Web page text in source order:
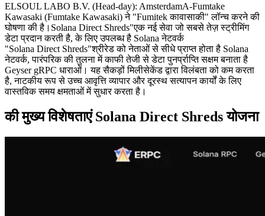
ELSOUL LABO B.V. (Head-day): AmsterdamA-Fumtake
Kawasaki (Fumtake Kawasaki) ने "Fumitek कावासाकी" लॉन्च करने की
घोषणा की है।Solana Direct Shreds"एक नई सेवा जो सबसे तेज़ स्ट्रीमिंग
डेटा प्रदान करती है, के लिए उपलब्ध है Solana नेटवर्क
"Solana Direct Shreds"श्रीरेड को नेताओं से सीधे प्राप्त होता है Solana
नेटवर्क, पारंपरिक की तुलना में काफी तेजी से डेटा पुनर्प्राप्ति सक्षम बनाता है
Geyser gRPC धाराओं। यह सैकड़ों मिलीसेकेंड द्वारा विलंबता को कम करता
है, नाटकीय रूप से उच्च आवृत्ति व्यापार और दूरस्थ सत्यापन कार्यों के लिए
वास्तविक समय क्षमताओं में सुधार करता है।
की मुख्य विशेषताएं Solana Direct Shreds योजना